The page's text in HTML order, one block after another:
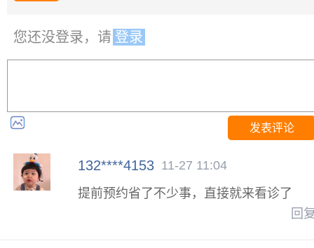
您还没登录，请 登录
发表评论
132****4153 11-27 11:04
提前预约省了不少事，直接就来看诊了
回